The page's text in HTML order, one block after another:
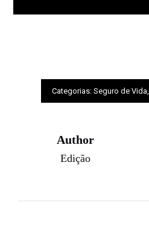
Categorias: Seguro de Vida,
Author
Edição